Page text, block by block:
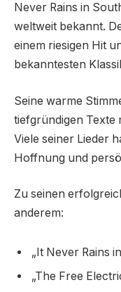
Never Rains in
weltweit bekannt.
einem riesigen Hit
bekanntesten
Seine warme
tiefgründigen Texte
Viele seiner Lieder
Hoffnung und
Zu seinen
anderem:
„It Never Rains
„The Free